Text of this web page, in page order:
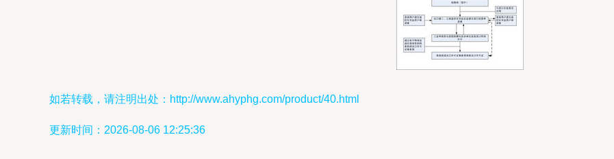
如若转载，请注明出处：http://www.ahyphg.com/product/40.html
更新时间：2026-08-06 12:25:36